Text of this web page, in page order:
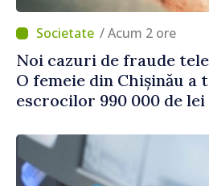
/ Acum 2 ore
Noi cazuri de fraude
O femeie din Chișinău a
escrocilor 990 000 de lei